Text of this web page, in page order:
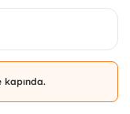
kapında.